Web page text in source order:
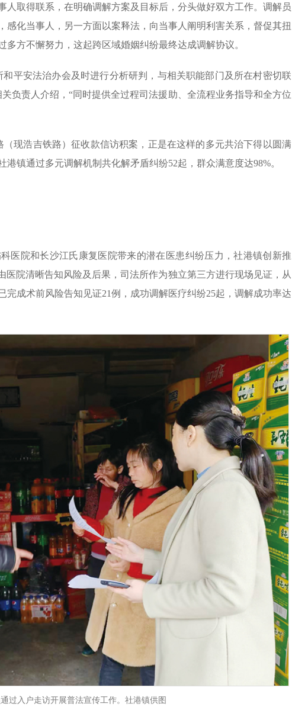
人取得联系，在明确调解方案及目标后，分头做好双方工作。调解员
感化当事人，另一方面以案释法，向当事人阐明利害关系，督促其扭
方不懈努力，这起跨区域婚姻纠纷最终达成调解协议。
平安法治办会及时进行分析研判，与相关职能部门及所在村密切联
负责人介绍，“同时提供全过程司法援助、全流程业务指导和全方位
现浩吉铁路）征收款信访积案，正是在这样的多元共治下得以圆满
镇通过多元调解机制共化解矛盾纠纷52起，群众满意度达98%。
医院和长沙江氏康复医院带来的潜在医患纠纷压力，社港镇创新推
院清晰告知风险及后果，司法所作为独立第三方进行现场见证，从
完成术前风险告知见证21例，成功调解医疗纠纷25起，调解成功率达
过入户走访开展普法宣传工作。社港镇供图